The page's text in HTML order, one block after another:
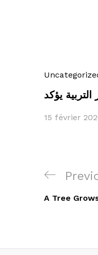
التربية يؤكد
15 février
de
Previous
Post
A Tree